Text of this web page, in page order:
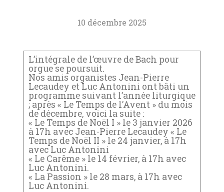
10 décembre 2025
L’intégrale de l’œuvre de Bach pour
orgue se poursuit.
Nos amis organistes Jean-Pierre
Lecaudey et Luc Antonini ont bâti un
programme suivant l’année liturgique
; après « Le Temps de l’Avent » du mois
de décembre, voici la suite :
« Le Temps de Noël I » le 3 janvier 2026
à 17h avec Jean-Pierre Lecaudey « Le
Temps de Noël II » le 24 janvier, à 17h
avec Luc Antonini
« Le Carême » le 14 février, à 17h avec
Luc Antonini.
« La Passion » le 28 mars, à 17h avec
Luc Antonini.